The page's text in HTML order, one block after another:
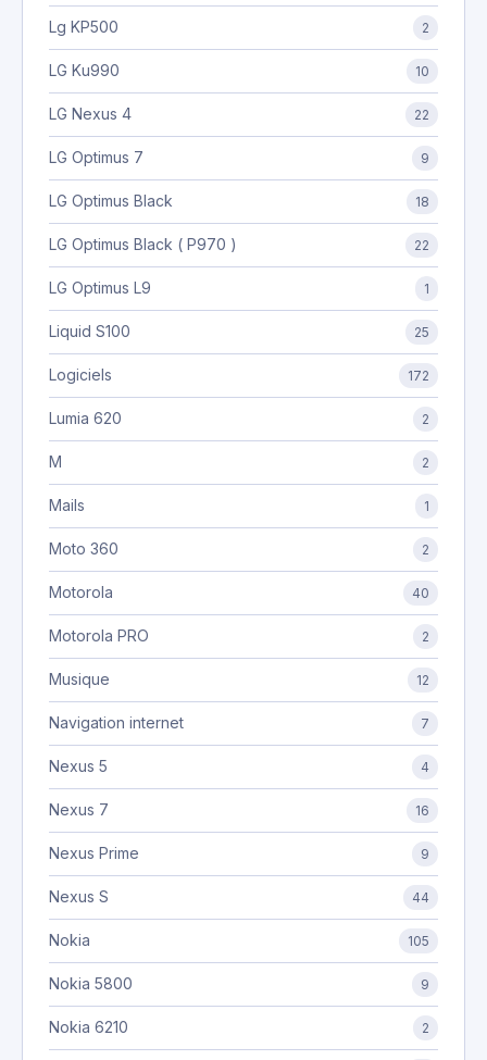
Lg KP500 2
LG Ku990 10
LG Nexus 4 22
LG Optimus 7 9
LG Optimus Black 18
LG Optimus Black ( P970 ) 22
LG Optimus L9 1
Liquid S100 25
Logiciels 172
Lumia 620 2
M 2
Mails 1
Moto 360 2
Motorola 40
Motorola PRO 2
Musique 12
Navigation internet 7
Nexus 5 4
Nexus 7 16
Nexus Prime 9
Nexus S 44
Nokia 105
Nokia 5800 9
Nokia 6210 2